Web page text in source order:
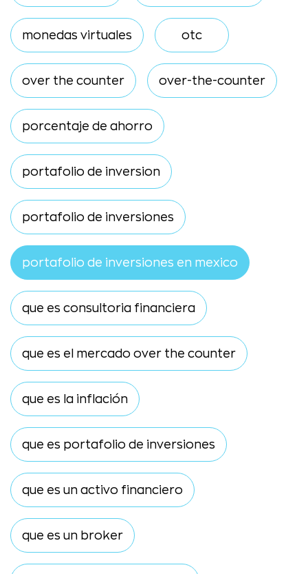
monedas virtuales otc
over the counter over-the-counter
porcentaje de ahorro
portafolio de inversion
portafolio de inversiones
portafolio de inversiones en mexico
que es consultoria financiera
que es el mercado over the counter
que es la inflación
que es portafolio de inversiones
que es un activo financiero
que es un broker